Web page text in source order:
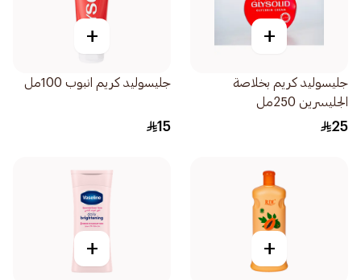
+
جليسوليد كريم بخلاصة
الجليسرين 250مل
25
+
جليسوليد كريم انبوب 100مل
15
+
+